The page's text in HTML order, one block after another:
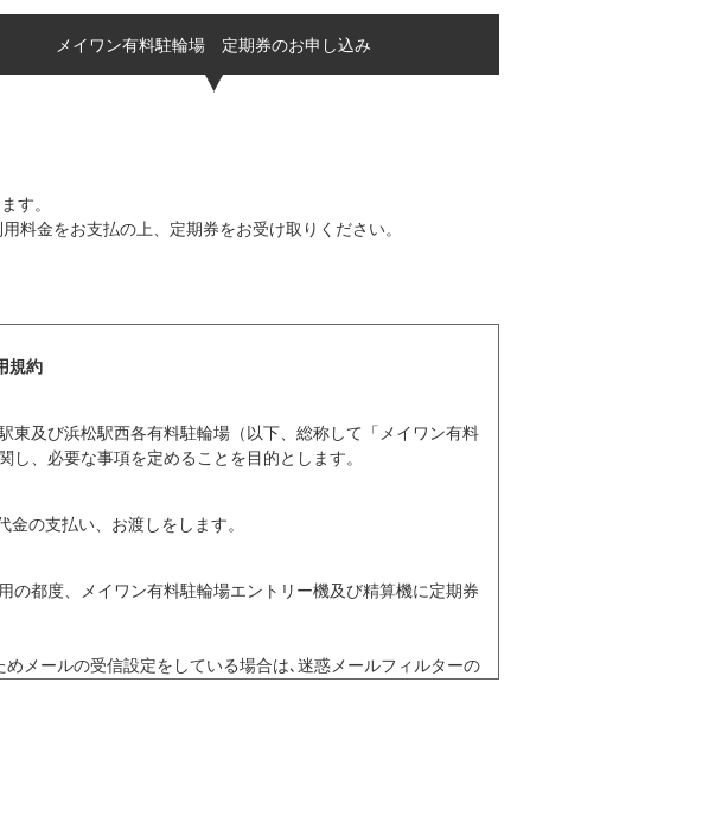
メイワン有料駐輪場 定期券のお申し込み
す。
料金をお支払の上、定期券をお受け取りください。
規約
及び浜松駅西各有料駐輪場（以下、総称して「メイワン有料
、必要な事項を定めることを目的とします。
の支払い、お渡しをします。
都度、メイワン有料駐輪場エントリー機及び精算機に定期券
メールの受信設定をしている場合は､迷惑メールフィルターの
気入力した定期券をお渡しします。
。